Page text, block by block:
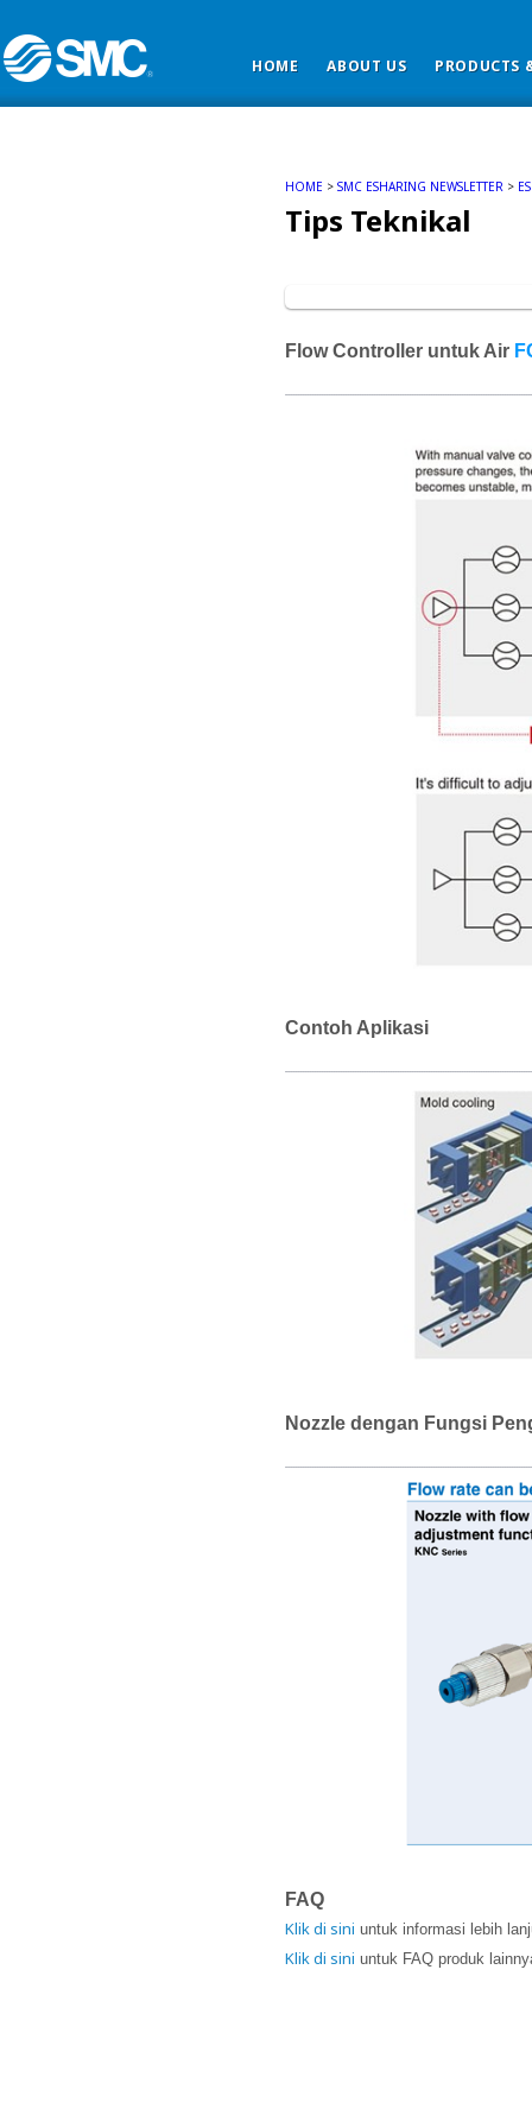
HOME ABOUT US PRODUCTS
HOME > SMC ESHARING NEWSLETTER >
Tips Teknikal
Flow Controller untuk Air
Contoh Aplikasi
Nozzle dengan Fungsi
FAQ
Klik di sini untuk informasi lebih
Klik di sini untuk FAQ produk